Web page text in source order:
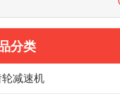
分类
减速机